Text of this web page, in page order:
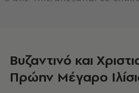
Βυζαντινό και
Πρώην Μέγαρο